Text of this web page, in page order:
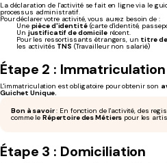
La déclaration de l'activité se fait en ligne via le
processus administratif.
Pour déclarer votre activité, vous aurez besoin de :
Une pièce d'identité(carte d'identité,
Un justificatif de domicilerécent.
Pour les ressortissants étrangers, un titre
les activités TNS (Travailleur non salarié)
Étape 2 : Immatriculation
L'immatriculation est obligatoire pour obtenir son
Guichet Unique.
Bon à savoir: En fonction de l'activité, des
comme le Répertoire des Métiers pour les
Étape 3 : Domiciliation